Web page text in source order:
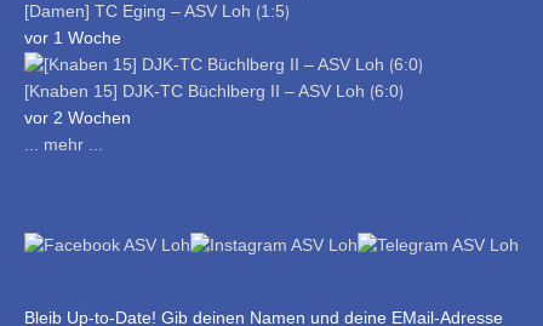
[Damen] TC Eging – ASV Loh ⟮1:5⟯
vor 1 Woche
[Knaben 15] DJK-TC Büchlberg II – ASV Loh ⟮6:0⟯
vor 2 Wochen
... mehr ...
Bleib Up-to-Date! Gib deinen Namen und deine EMail-Adresse